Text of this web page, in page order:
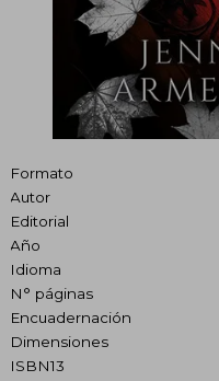
Formato
Autor
Editorial
Año
Idioma
N° páginas
Encuadernación
Dimensiones
ISBN13